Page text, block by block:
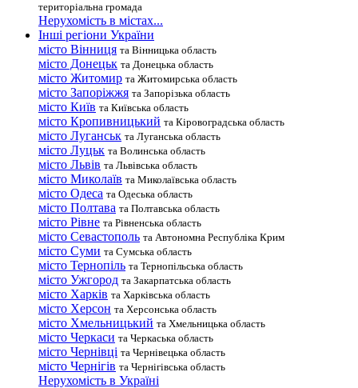
територіальна громада
Нерухомість в містах...
Інші регіони України
місто Вінниця та Вінницька область
місто Донецьк та Донецька область
місто Житомир та Житомирська область
місто Запоріжжя та Запорізька область
місто Київ та Київська область
місто Кропивницький та Кіровоградська область
місто Луганськ та Луганська область
місто Луцьк та Волинська область
місто Львів та Львівська область
місто Миколаїв та Миколаївська область
місто Одеса та Одеська область
місто Полтава та Полтавська область
місто Рівне та Рівненська область
місто Севастополь та Автономна Республіка Крим
місто Суми та Сумська область
місто Тернопіль та Тернопільська область
місто Ужгород та Закарпатська область
місто Харків та Харківська область
місто Херсон та Херсонська область
місто Хмельницький та Хмельницька область
місто Черкаси та Черкаська область
місто Чернівці та Чернівецька область
місто Чернігів та Чернігівська область
Нерухомість в Україні